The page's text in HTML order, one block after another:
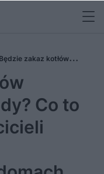
Będzie zakaz kotłów
domów? Czy te
Co to